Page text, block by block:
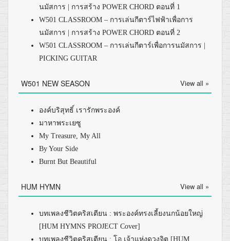
นมัสการ | การสร้าง POWER CHORD ตอนที่ 1
W501 CLASSROOM – การเล่นกีตาร์ไฟฟ้าเพื่อการ
นมัสการ | การสร้าง POWER CHORD ตอนที่ 2
W501 CLASSROOM – การเล่นกีตาร์เพื่อการนมัสการ |
PICKING GUITAR
W501 NEW SEASON View all »
องค์บริสุทธิ์ เรารักพระองค์
มาหาพระเยซู
My Treasure, My All
By Your Side
Burnt But Beautiful
HUM HYMN View all »
บทเพลงชีวิตคริสเตียน : พระองค์ทรงเลี้ยงนกน้อยใหญ่
[HUM HYMNS PROJECT Cover]
บทเพลงชีวิตคริสเตียน : โอ เจ้าแห่งดวงจิต [HUM